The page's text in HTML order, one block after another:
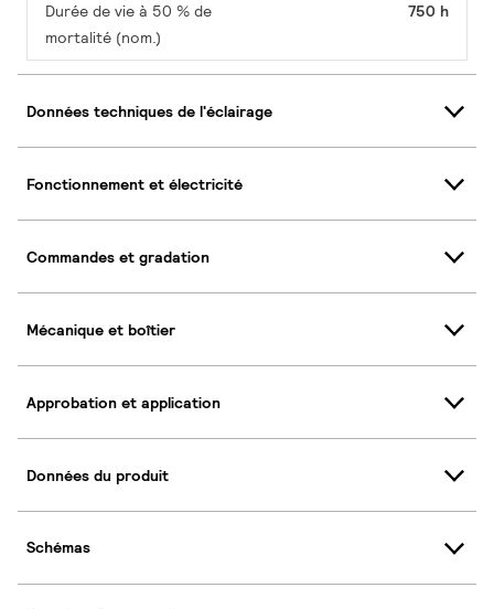
Durée de vie à 50 % de
mortalité (nom.)
750 h
Données techniques de l'éclairage
Fonctionnement et électricité
Commandes et gradation
Mécanique et boîtier
Approbation et application
Données du produit
Schémas